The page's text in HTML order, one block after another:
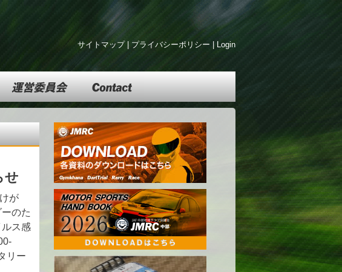
サイトマップ| プライバシーポリシー Login
せ
が
のた
ス感
リー